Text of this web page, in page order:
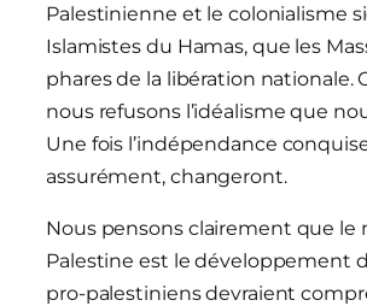
Palestinienne et le colonialisme
Islamistes du Hamas, que les
phares de la libération
nous refusons l’idéalisme que
Une fois l’indépendance
assurément, changeront.
Nous pensons clairement que le
Palestine est le développement
pro-palestiniens devraient